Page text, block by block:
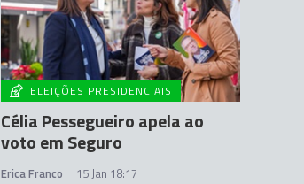
ELEIÇÕES PRESIDENCIAIS
Célia Pessegueiro apela ao
voto em Seguro
Erica Franco 15 Jan 18:17